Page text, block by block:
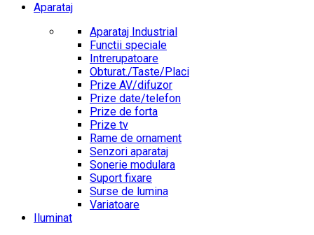
Aparataj
Aparataj Industrial
Functii speciale
Intrerupatoare
Obturat./Taste/Placi
Prize AV/difuzor
Prize date/telefon
Prize de forta
Prize tv
Rame de ornament
Senzori aparataj
Sonerie modulara
Suport fixare
Surse de lumina
Variatoare
Iluminat